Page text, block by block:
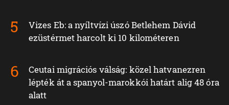
Vizes Eb: a nyíltvízi úszó Betlehem Dávid
ezüstérmet harcolt ki 10 kilométeren
Ceutai migrációs válság: közel hatvanezren
lépték át a spanyol-marokkói határt alig 48 óra
alatt